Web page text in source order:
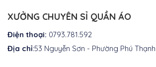
₫310.000.
XƯỞNG CHUYÊN SỈ QUẦN ÁO
Điện thoại: 0793.781.592
Địa chỉ:53 Nguyễn Sơn - Phường Phú